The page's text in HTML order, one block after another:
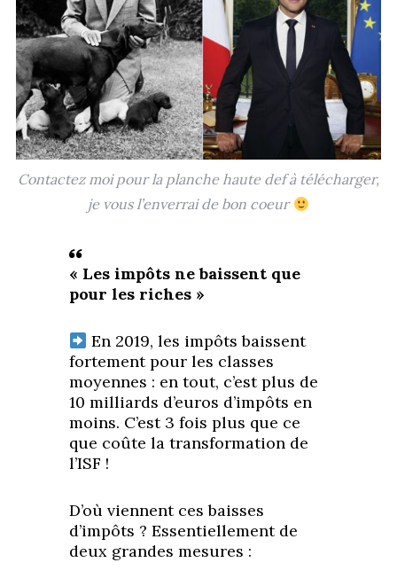
Contactez moi pour la planche haute def à télécharger,
je vous l’enverrai de bon coeur
« Les impôts ne baissent que
pour les riches »
En 2019, les impôts baissent
fortement pour les classes
moyennes : en tout, c’est plus de
10 milliards d’euros d’impôts en
moins. C’est 3 fois plus que ce
que coûte la transformation de
l’ISF !
D’où viennent ces baisses
d’impôts ? Essentiellement de
deux grandes mesures :